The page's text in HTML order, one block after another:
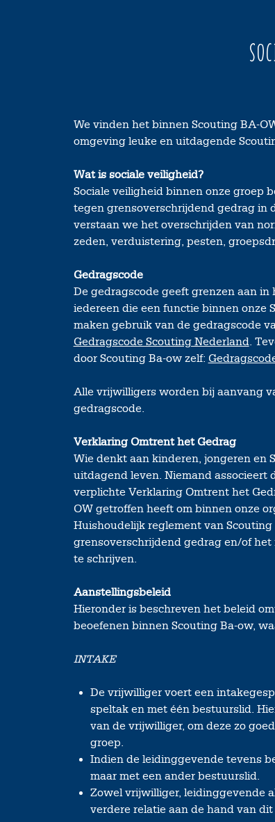
We vinden het binnen Scouting BA-
omgeving leuke en uitdagende
Wat is sociale veiligheid?
Sociale veiligheid binnen onze groep
tegen grensoverschrijdend gedrag in
verstaan we het overschrijden van
zeden, verduistering, pesten,
Gedragscode
De gedragscode geeft grenzen aan
iedereen die een functie binnen onze
maken gebruik van de gedragscode
Gedragscode Scouting Nederland.
door Scouting Ba-ow zelf:
Alle vrijwilligers worden bij aanvang
gedragscode.
Verklaring Omtrent het Gedrag
Wie denkt aan kinderen, jongeren en
uitdagend leven. Niemand associeert
verplichte Verklaring Omtrent het
OW getroffen heeft om binnen onze
Huishoudelijk reglement van
grensoverschrijdend gedrag en/of
te schrijven.
Aanstellingsbeleid
Hieronder is beschreven het beleid
beoefenen binnen Scouting Ba-ow,
INTAKE
De vrijwilliger voert een
speltak en met één bestuurslid.
van de vrijwilliger, om deze zo
groep.
Indien de leidinggevende tevens
maar met een ander bestuurslid.
Zowel vrijwilliger, leidinggevende
verdere relatie aan de hand van